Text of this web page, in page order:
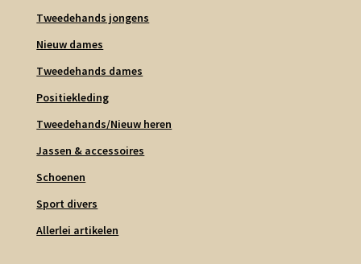
Tweedehands jongens
Nieuw dames
Tweedehands dames
Positiekleding
Tweedehands/Nieuw heren
Jassen & accessoires
Schoenen
Sport divers
Allerlei artikelen